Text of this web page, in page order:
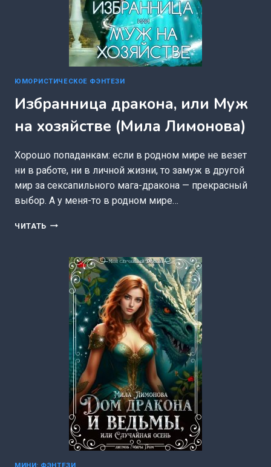
ЮМОРИСТИЧЕСКОЕ ФЭНТЕЗИ
Избранница дракона, или Муж
на хозяйстве (Мила Лимонова)
Хорошо попаданкам: если в родном мире не везет
ни в работе, ни в личной жизни, то замуж в другой
мир за сексапильного мага-дракона — прекрасный
выбор. А у меня-то в родном мире…
ЧИТАТЬ ИЗБРАННИЦА
ХОЗЯЙСТВЕ
(МИЛА
ЛИМОНОВА)
МИНИ: ФЭНТЕЗИ